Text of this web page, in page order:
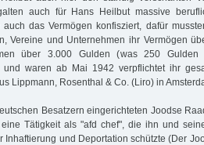
auch für Hans Heilbut massive
auch das Vermögen konfisziert, dafür
Vereine und Unternehmen ihr Vermögen
über 3.000 Gulden (was 250 Gulden
und waren ab Mai 1942 verpflichtet ihr
Lippmann, Rosenthal & Co. (Liro) in
Besatzern eingerichteten Joodse
Tätigkeit als "afd chef", die ihn und
Inhaftierung und Deportation schützte (Der